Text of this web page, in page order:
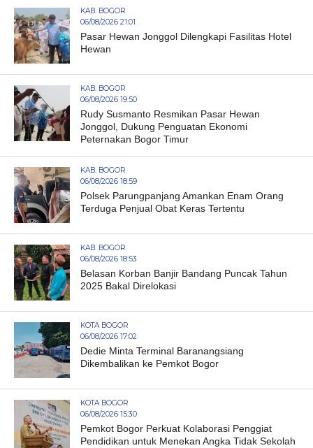
KAB. BOGOR
06/08/2026 21:01
Pasar Hewan Jonggol Dilengkapi Fasilitas Hotel
Hewan
KAB. BOGOR
06/08/2026 19:50
Rudy Susmanto Resmikan Pasar Hewan
Jonggol, Dukung Penguatan Ekonomi
Peternakan Bogor Timur
KAB. BOGOR
06/08/2026 18:59
Polsek Parungpanjang Amankan Enam Orang
Terduga Penjual Obat Keras Tertentu
KAB. BOGOR
06/08/2026 18:53
Belasan Korban Banjir Bandang Puncak Tahun
2025 Bakal Direlokasi
KOTA BOGOR
06/08/2026 17:02
Dedie Minta Terminal Baranangsiang
Dikembalikan ke Pemkot Bogor
KOTA BOGOR
06/08/2026 15:30
Pemkot Bogor Perkuat Kolaborasi Penggiat
Pendidikan untuk Menekan Angka Tidak Sekolah